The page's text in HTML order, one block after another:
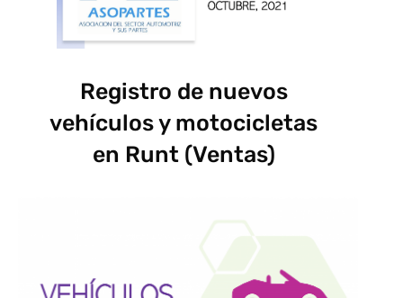
Registro de nuevos
vehículos y motocicletas
en Runt (Ventas)